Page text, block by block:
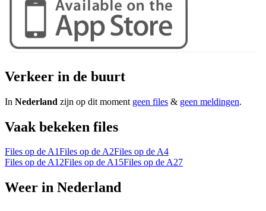
Verkeer in de buurt
In Nederland zijn op dit moment geen files & geen meldingen.
Vaak bekeken files
Files op de A1Files op de A2Files op de A4
Files op de A12Files op de A15Files op de A27
Weer in Nederland